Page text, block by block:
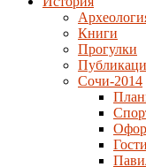
Книги
Прогулки
Сочи-2014